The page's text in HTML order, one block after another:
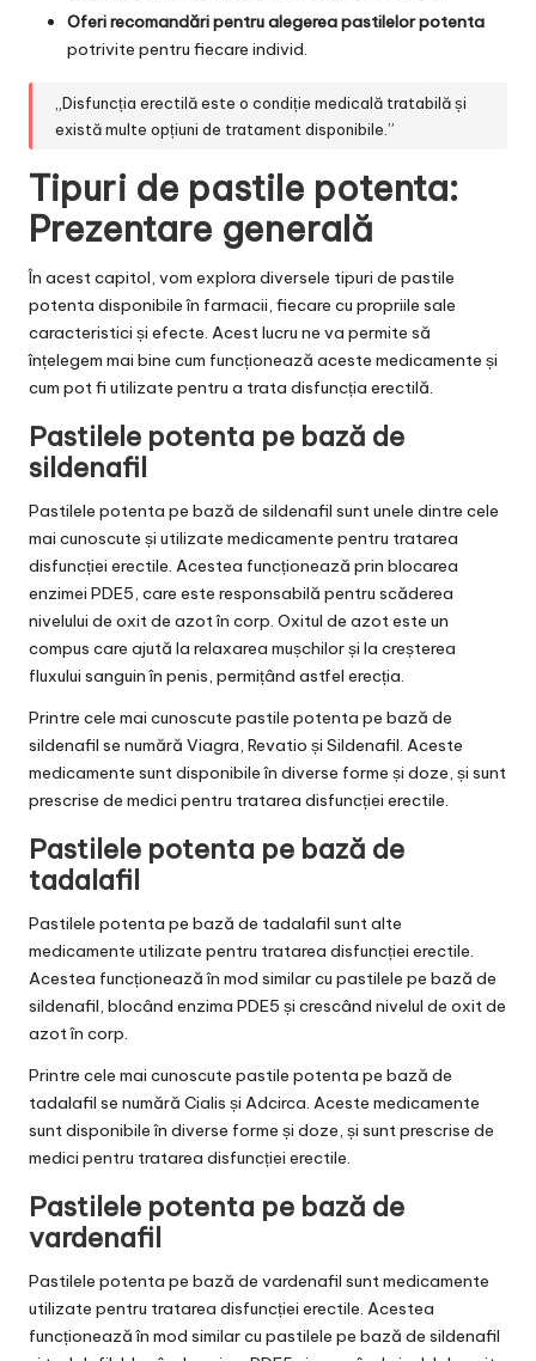
Oferi recomandări pentru alegerea pastilelor potenta
potrivite pentru fiecare individ.
„Disfuncția erectilă este o condiție medicală tratabilă și
există multe opțiuni de tratament disponibile.”
Tipuri de pastile potenta:
Prezentare generală
În acest capitol, vom explora diversele tipuri de pastile
potenta disponibile în farmacii, fiecare cu propriile sale
caracteristici și efecte. Acest lucru ne va permite să
înțelegem mai bine cum funcționează aceste medicamente și
cum pot fi utilizate pentru a trata disfuncția erectilă.
Pastilele potenta pe bază de
sildenafil
Pastilele potenta pe bază de sildenafil sunt unele dintre cele
mai cunoscute și utilizate medicamente pentru tratarea
disfuncției erectile. Acestea funcționează prin blocarea
enzimei PDE5, care este responsabilă pentru scăderea
nivelului de oxit de azot în corp. Oxitul de azot este un
compus care ajută la relaxarea mușchilor și la creșterea
fluxului sanguin în penis, permițând astfel erecția.
Printre cele mai cunoscute pastile potenta pe bază de
sildenafil se numără Viagra, Revatio și Sildenafil. Aceste
medicamente sunt disponibile în diverse forme și doze, și sunt
prescrise de medici pentru tratarea disfuncției erectile.
Pastilele potenta pe bază de
tadalafil
Pastilele potenta pe bază de tadalafil sunt alte
medicamente utilizate pentru tratarea disfuncției erectile.
Acestea funcționează în mod similar cu pastilele pe bază de
sildenafil, blocând enzima PDE5 și crescând nivelul de oxit de
azot în corp.
Printre cele mai cunoscute pastile potenta pe bază de
tadalafil se numără Cialis și Adcirca. Aceste medicamente
sunt disponibile în diverse forme și doze, și sunt prescrise de
medici pentru tratarea disfuncției erectile.
Pastilele potenta pe bază de
vardenafil
Pastilele potenta pe bază de vardenafil sunt medicamente
utilizate pentru tratarea disfuncției erectile. Acestea
funcționează în mod similar cu pastilele pe bază de sildenafil